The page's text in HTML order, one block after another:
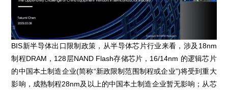
BIS新半导体出口限制政策，从半导体芯片行业来看，涉及18nm
制程DRAM，128层NAND Flash存储芯片，16/14nm 的逻辑芯片
的中国本土制造企业(简称“新政限制范围制程或企业”)将受到重大
影响，成熟制程28nm及以上的中国本土制造企业暂无影响；从芯